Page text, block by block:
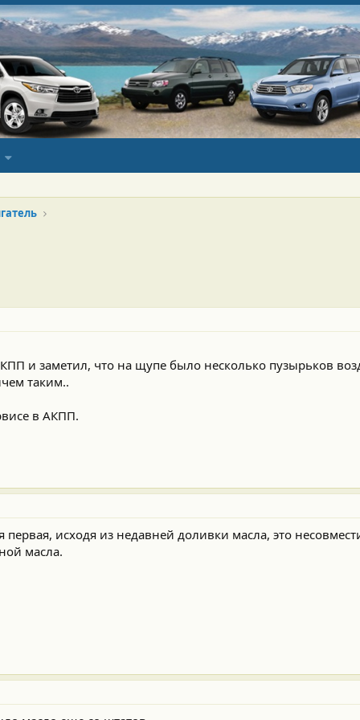
и заметил, что на щупе было несколько пузырьков
таким..
в АКПП.
исходя из недавней доливки масла, это
масла.